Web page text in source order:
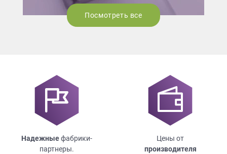
Посмотреть все
Надежныефабрики-
партнеры.
Цены от
производителя